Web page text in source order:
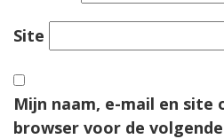
Site
Mijn naam, e-mail en site
browser voor de